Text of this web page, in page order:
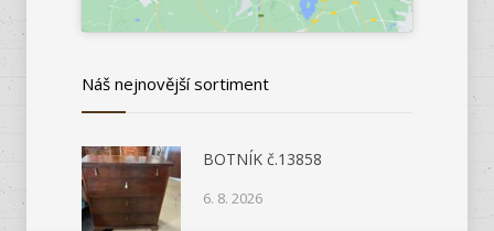
Náš nejnovější sortiment
BOTNÍK č.13858
6. 8. 2026